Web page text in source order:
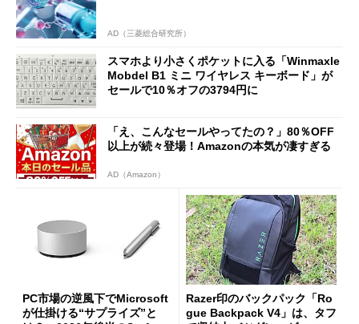
AD（三菱総合研究所）
スマホより小さくポケットに入る「Winmaxle
Mobdel B1 ミニ ワイヤレス キーボード」が
セールで10％オフの3794円に
「え、こんなセールやってたの？」80％OFF
以上が続々登場！Amazonの本気が凄すぎる
AD（Amazon）
PC市場の逆風下でMicrosoft
が仕掛ける“サプライズ”と
Razer印のバックパック「Ro
gue Backpack V4」は、タフ